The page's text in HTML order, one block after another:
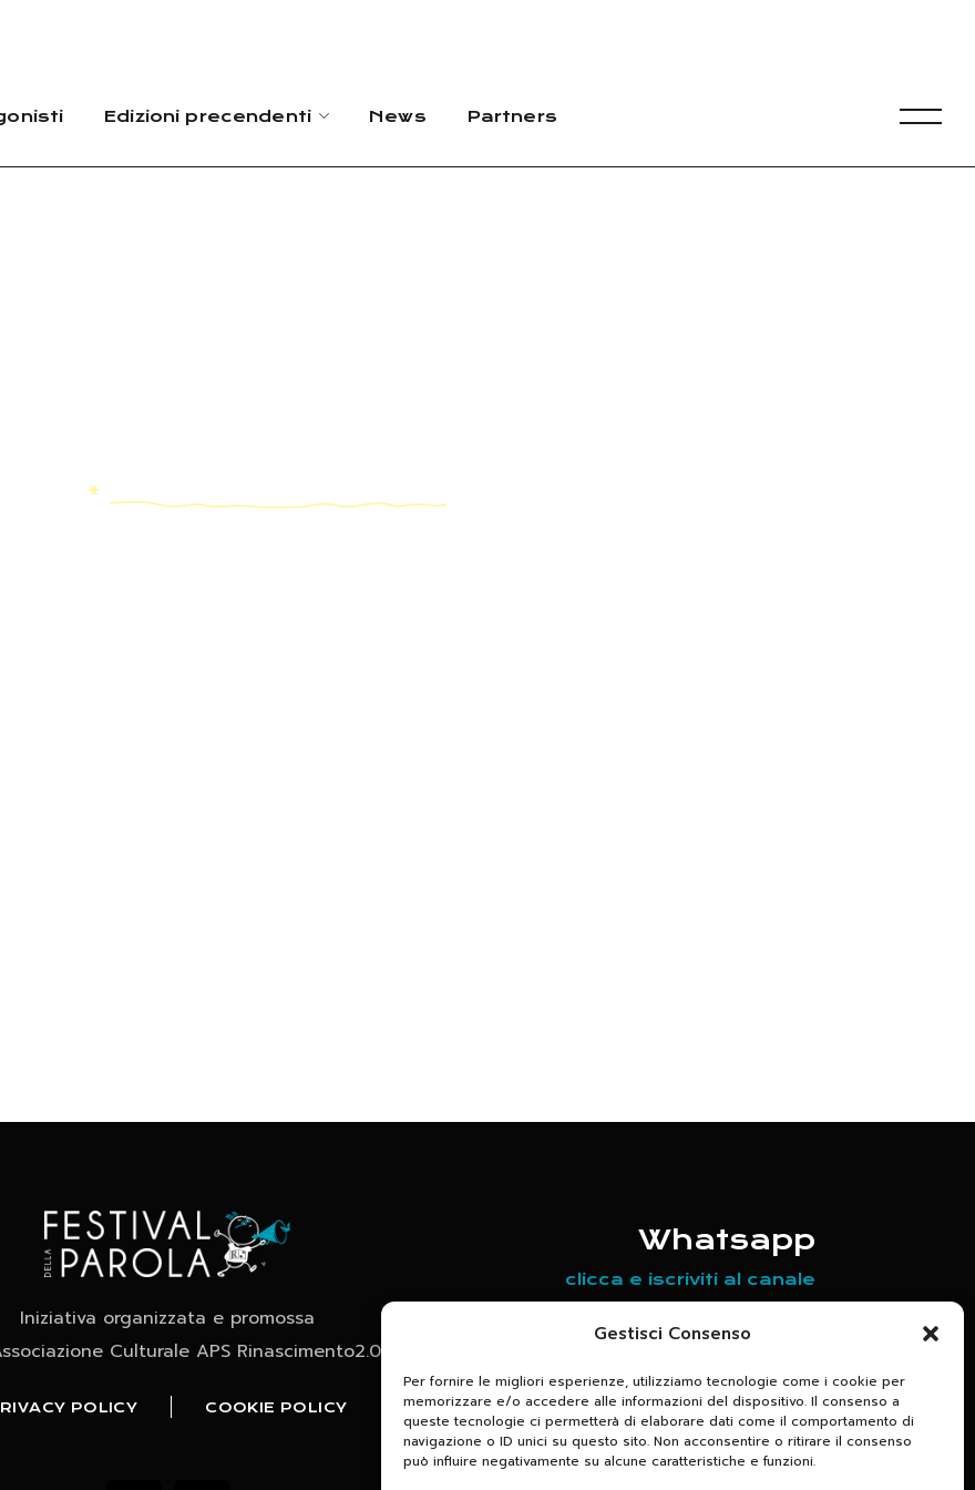
Gestisci Consenso
Per fornire le migliori esperienze, utilizziamo tecnologie come i cookie per
memorizzare e/o accedere alle informazioni del dispositivo. Il consenso a
queste tecnologie ci permetterà di elaborare dati come il comportamento di
navigazione o ID unici su questo sito. Non acconsentire o ritirare il consenso
può influire negativamente su alcune caratteristiche e funzioni.
Edizioni precendenti News Partners
Iniziativa organizzata e promossa
Culturale APS Rinascimento2.0
POLICY COOKIE POLICY
Whatsapp
clicca e iscriviti al canale
Scrivici per maggiori informazioni
programma
+39 320 7133650